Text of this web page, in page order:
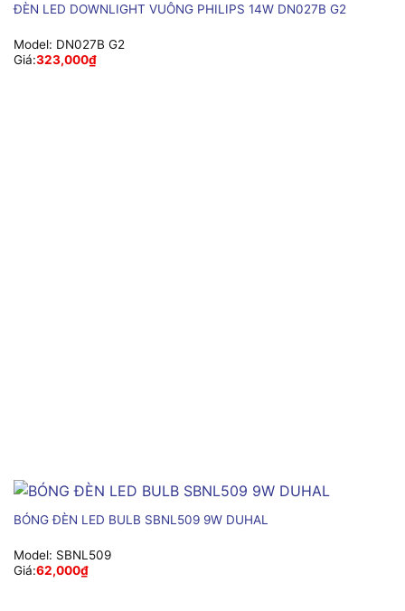
ĐÈN LED DOWNLIGHT VUÔNG PHILIPS 14W DN027B G2
Model: DN027B G2
Giá:323,000₫
BÓNG ĐÈN LED BULB SBNL509 9W DUHAL
Model: SBNL509
Giá:62,000₫